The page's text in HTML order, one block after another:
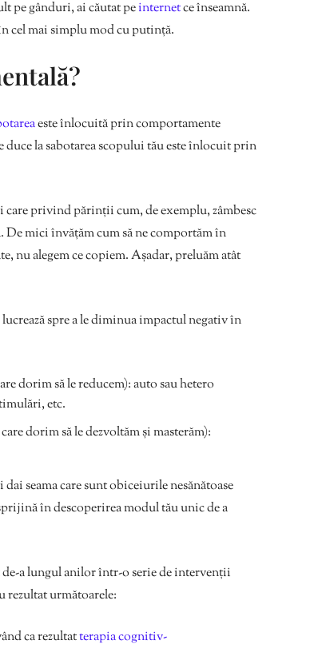
pe gânduri, ai căutat peinternetce înseamnă.
cel mai simplu mod cu putință.
este înlocuită prin comportamente
duce la sabotarea scopului tău este înlocuit prin
privind părinții cum, de exemplu, zâmbesc
De mici învățăm cum să ne comportăm în
nu alegem ce copiem. Așadar, preluăm atât
spre a le diminua impactul negativ în
dorim să le reducem): auto sau hetero
etc.
dorim să le dezvoltăm și masterăm):
dai seama care sunt obiceiurile nesănătoase
în descoperirea modul tău unic de a
a lungul anilor într-o serie de intervenții
rezultat următoarele:
ca rezultatterapia cognitiv-